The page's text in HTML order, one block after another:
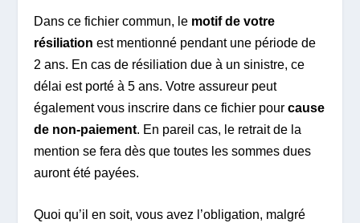
Dans ce fichier commun, le motif de votre
résiliation est mentionné pendant une période de
2 ans. En cas de résiliation due à un sinistre, ce
délai est porté à 5 ans. Votre assureur peut
également vous inscrire dans ce fichier pourcause
de non-paiement. En pareil cas, le retrait de la
mention se fera dès que toutes les sommes dues
auront été payées.
Quoi qu’il en soit, vous avez l’obligation, malgré